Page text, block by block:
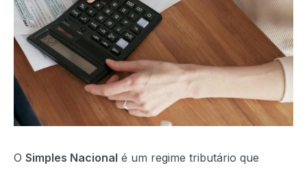
O Simples Nacional é um regime tributário que